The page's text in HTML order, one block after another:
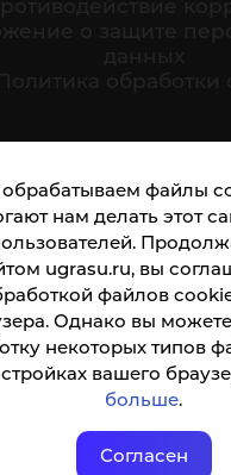
файлы
нам делать этот
ugrasu.ru, вы
файлов
Однако вы
некоторых типов
вашего
больше.
Согласен
организации:
по QR-коду, а
ссылке